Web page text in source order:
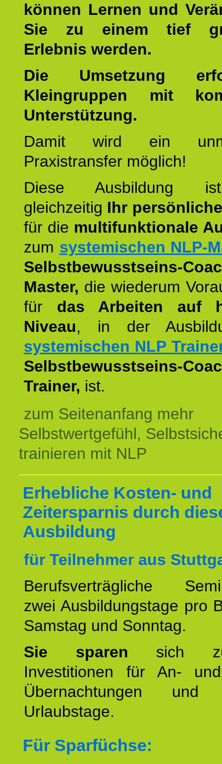
können Lernen und
Sie zu einem tief
Erlebnis werden.
Die Umsetzung
Kleingruppen mit
Unterstützung.
Damit wird ein
Praxistransfer möglich!
Diese Ausbildung
gleichzeitig Ihr
für die multifunktionale
zum systemischen NLP-
Selbstbewusstseins-
Master, die wiederum
für das Arbeiten auf
Niveau, in der
systemischen NLP
Selbstbewusstseins-
Trainer, ist.
zum Seitenanfang mehr
Selbstwertgefühl,
trainieren mit NLP
Erhebliche Kosten- und
Zeitersparnis durch
Ausbildung
für Teilnehmer aus
Berufsverträgliche
zwei Ausbildungstage pro
Samstag und Sonntag.
Sie sparen sich
Investitionen für An-
Übernachtungen und
Urlaubstage.
Für Sparfüchse: